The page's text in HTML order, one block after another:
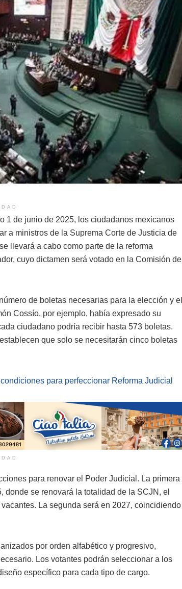
1 de junio de 2025, los ciudadanos mexicanos
a ministros de la Suprema Corte de Justicia de
llevará a cabo como parte de la reforma
cuyo dictamen será votado en la Comisión de
de boletas necesarias para la elección y el
Cossío, por ejemplo, había expresado su
ciudadano podría recibir hasta 573 boletas.
que solo se necesitarán cinco boletas
para perfeccionar Reforma Judicial
para renovar el Poder Judicial. La primera
se renovará la totalidad de la SCJN, el
La segunda será en 2027, coincidiendo
por orden alfabético y progresivo,
Los votantes podrán seleccionar a los
específico para cada tipo de cargo.